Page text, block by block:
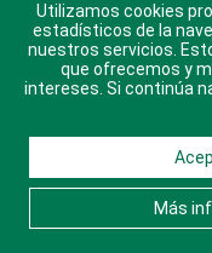
Escuchando al
Economía Personal
Descarga
© 2021 Diario
Consulta el
nosotros y
Utilizamos cookies
estadísticos de la
nuestros servicios.
que ofrecemos y
intereses. Si continúa
Más